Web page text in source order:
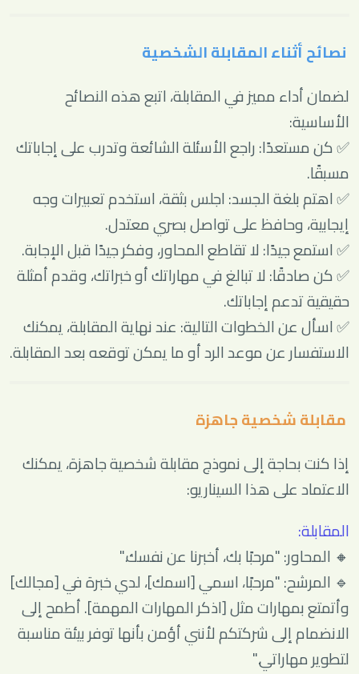
نصائح أثناء المقابلة الشخصية
لضمان أداء مميز في المقابلة، اتبع هذه النصائح
الأساسية:
✅ كن مستعدًا: راجع الأسئلة الشائعة وتدرب على إجاباتك
مسبقًا.
✅ اهتم بلغة الجسد: اجلس بثقة، استخدم تعبيرات وجه
إيجابية، وحافظ على تواصل بصري معتدل.
✅ استمع جيدًا: لا تقاطع المحاور، وفكر جيدًا قبل الإجابة.
✅ كن صادقًا: لا تبالغ في مهاراتك أو خبراتك، وقدم أمثلة
حقيقية تدعم إجاباتك.
✅ اسأل عن الخطوات التالية: عند نهاية المقابلة، يمكنك
الاستفسار عن موعد الرد أو ما يمكن توقعه بعد المقابلة.
مقابلة شخصية جاهزة
إذا كنت بحاجة إلى نموذج مقابلة شخصية جاهزة، يمكنك
الاعتماد على هذا السيناريو:
المقابلة:
🔸 المحاور: "مرحبًا بك، أخبرنا عن نفسك."
🔹 المرشح: "مرحبًا، اسمي [اسمك]، لدي خبرة في [مجالك]
وأتمتع بمهارات مثل [اذكر المهارات المهمة]. أطمح إلى
الانضمام إلى شركتكم لأنني أؤمن بأنها توفر بيئة مناسبة
لتطوير مهاراتي."